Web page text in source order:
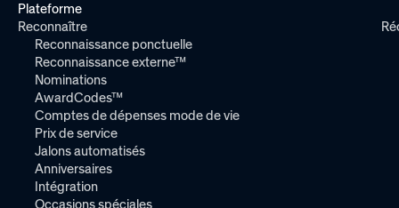
Plateforme
Reconnaître
Reconnaissance ponctuelle
Reconnaissance externe™
Nominations
AwardCodes™
Comptes de dépenses mode de vie
Prix de service
Jalons automatisés
Anniversaires
Intégration
Occasions spéciales